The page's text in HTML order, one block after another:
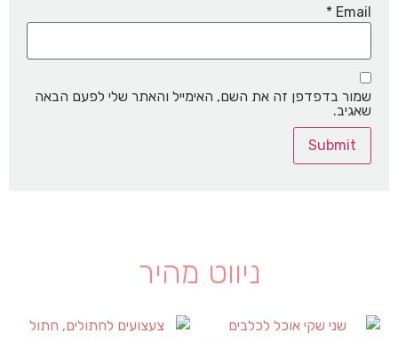
Email
*
שמור בדפדפן זה את השם, האימייל והאתר שלי לפעם הבאה
שאגיב.
ניווט מהיר